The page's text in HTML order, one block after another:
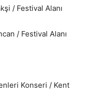
Festival Alanı
/ Festival Alanı
Konseri / Kent